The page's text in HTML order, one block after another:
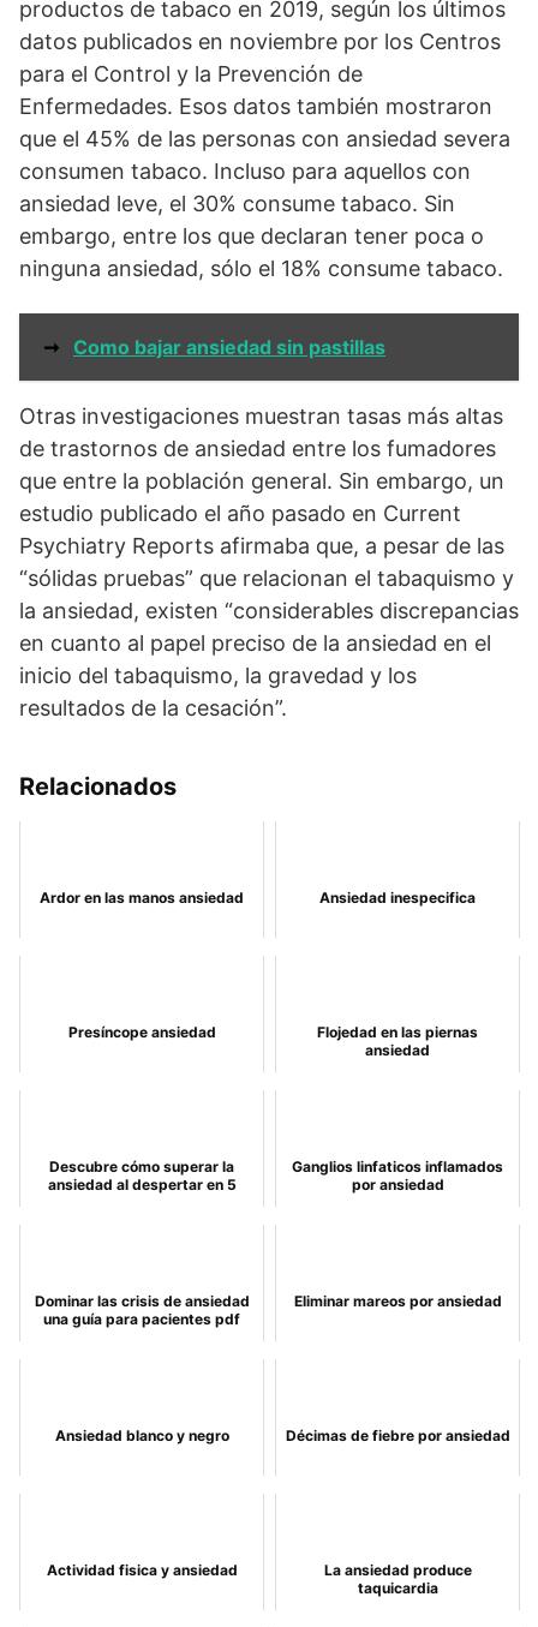
productos de tabaco en 2019, según los últimos
datos publicados en noviembre por los Centros
para el Control y la Prevención de
Enfermedades. Esos datos también mostraron
que el 45% de las personas con ansiedad severa
consumen tabaco. Incluso para aquellos con
ansiedad leve, el 30% consume tabaco. Sin
embargo, entre los que declaran tener poca o
ninguna ansiedad, sólo el 18% consume tabaco.
➞ Como bajar ansiedad sin pastillas
Otras investigaciones muestran tasas más altas
de trastornos de ansiedad entre los fumadores
que entre la población general. Sin embargo, un
estudio publicado el año pasado en Current
Psychiatry Reports afirmaba que, a pesar de las
“sólidas pruebas” que relacionan el tabaquismo y
la ansiedad, existen “considerables discrepancias
en cuanto al papel preciso de la ansiedad en el
inicio del tabaquismo, la gravedad y los
resultados de la cesación”.
Relacionados
Ardor en las manos ansiedad Ansiedad inespecifica
Presíncope ansiedad
Flojedad en las piernas
ansiedad
Descubre cómo superar la
ansiedad al despertar en 5
Ganglios linfaticos inflamados
por ansiedad
Dominar las crisis de ansiedad
una guía para pacientes pdf
Eliminar mareos por ansiedad
Ansiedad blanco y negro Décimas de fiebre por ansiedad
Actividad fisica y ansiedad
La ansiedad produce
taquicardia